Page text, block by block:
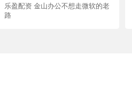
乐盈配资 金山办公不想走微软的老
路